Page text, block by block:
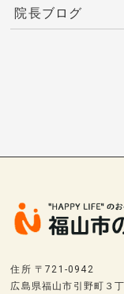
院長ブログ
住所 〒721-0942
広島県福山市引野町３